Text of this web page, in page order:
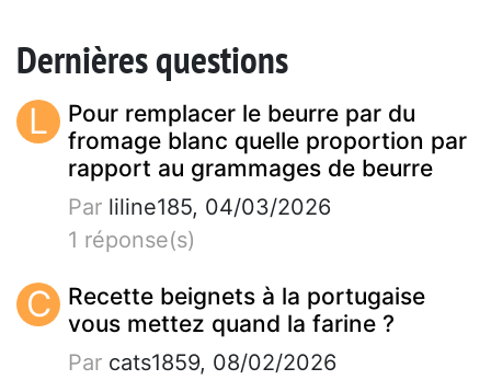
Dernières questions
L
Pour remplacer le beurre par du
fromage blanc quelle proportion par
rapport au grammages de beurre
Par liline185, 04/03/2026
1 réponse(s)
C
Recette beignets à la portugaise
vous mettez quand la farine ?
Par cats1859, 08/02/2026